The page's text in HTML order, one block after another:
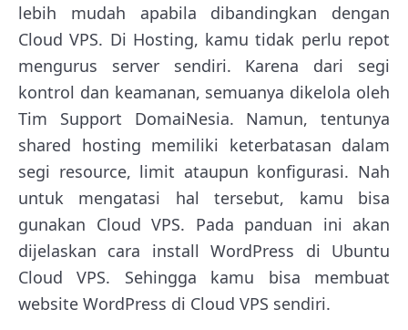
lebih mudah apabila dibandingkan dengan
Cloud VPS. Di Hosting, kamu tidak perlu repot
mengurus server sendiri. Karena dari segi
kontrol dan keamanan, semuanya dikelola oleh
Tim Support DomaiNesia. Namun, tentunya
shared hosting memiliki keterbatasan dalam
segi resource, limit ataupun konfigurasi. Nah
untuk mengatasi hal tersebut, kamu bisa
gunakan Cloud VPS. Pada panduan ini akan
dijelaskan cara install WordPress di Ubuntu
Cloud VPS. Sehingga kamu bisa membuat
website WordPress di Cloud VPS sendiri.